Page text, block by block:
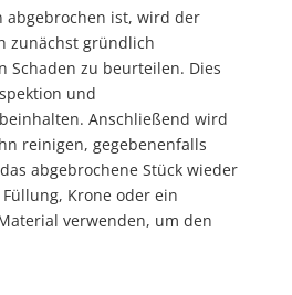
abgebrochen ist, wird der
zunächst gründlich
Schaden zu beurteilen. Dies
und
Anschließend wird
reinigen, gegebenenfalls
abgebrochene Stück wieder
Krone oder ein
verwenden, um den